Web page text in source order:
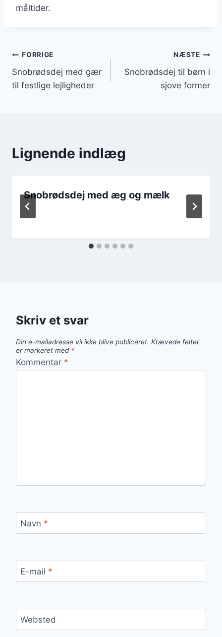
måltider.
Indlægsnavigation
FORRIGE
Snobrødsdej med gær
til festlige lejligheder
NÆSTE
Snobrødsdej til børn i
sjove former
Lignende indlæg
Snobrødsdej med æg og mælk
Skriv et svar
Din e-mailadresse vil ikke blive publiceret. Krævede felter
er markeret med *
Kommentar *
Navn *
E-mail *
Websted